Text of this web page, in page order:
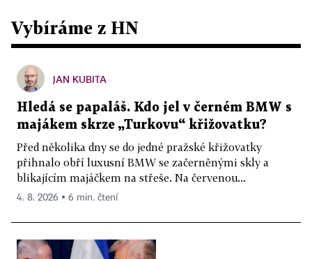
Vybíráme z HN
JAN KUBITA
Hledá se papaláš. Kdo jel v černém BMW s
majákem skrze „Turkovu“ křižovatku?
Před několika dny se do jedné pražské křižovatky
přihnalo obří luxusní BMW se začerněnými skly a
blikajícím majáčkem na střeše. Na červenou...
4. 8. 2026 ▪ 6 min. čtení